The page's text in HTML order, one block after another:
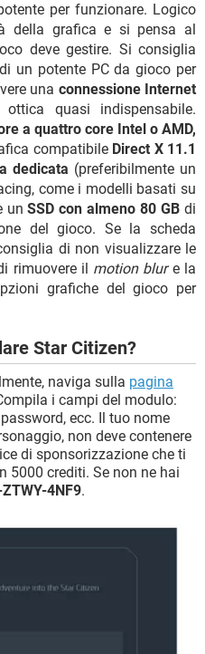
per funzionare. Logico
della grafica e si pensa al
deve gestire. Si consiglia
un potente PC da gioco per
una connessione Internet
quasi indispensabile.
a quattro core Intel o AMD,
compatibile Direct X 11.1
dedicata (preferibilmente un
come i modelli basati su
unSSD con almeno 80 GB di
del gioco. Se la scheda
di non visualizzare le
rimuovere il motion blure la
grafiche del gioco per
Star Citizen?
naviga sulla pagina
i campi del modulo:
ecc. Il tuo nome
non deve contenere
di sponsorizzazione che ti
5000 crediti. Se non ne hai
4NF9.